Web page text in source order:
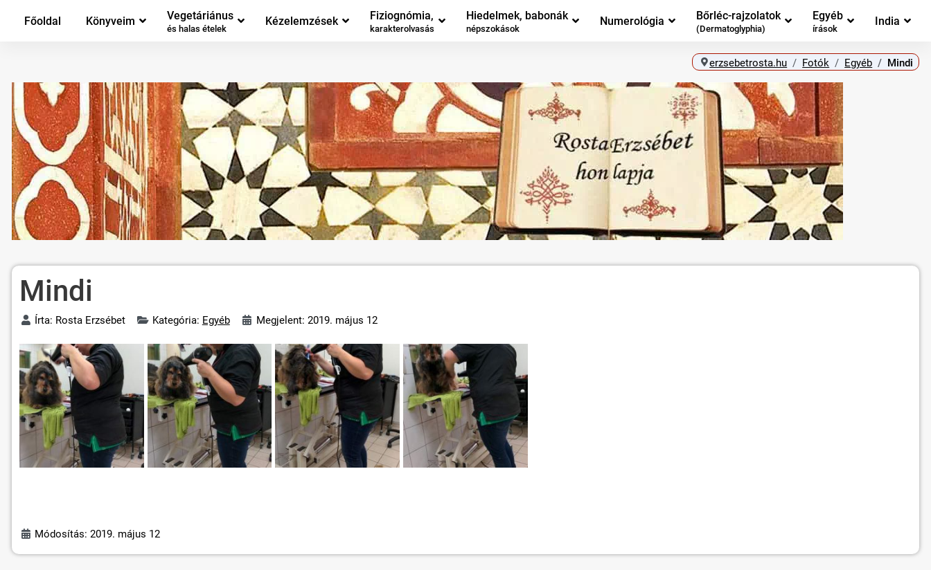
Főoldal Könyveim Vegetáriánus
és halas ételek
Kézelemzések Fiziognómia,
karakterolvasás
Hiedelmek, babonák
népszokások
Numerológia Bőrléc-rajzolatok
(Dermatoglyphia)
Egyéb
írások
India
erzsebetrosta.hu Fotók Egyéb Mindi
Mindi
Írta: Rosta Erzsébet Kategória: Egyéb Megjelent: 2019. május 12
Módosítás: 2019. május 12